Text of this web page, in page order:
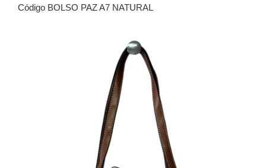
Código BOLSO PAZ A7 NATURAL